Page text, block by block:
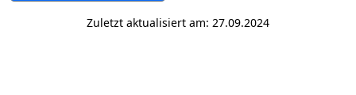
Zuletzt aktualisiert am: 27.09.2024